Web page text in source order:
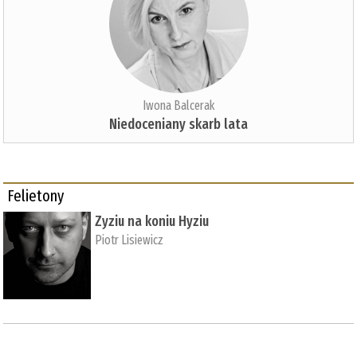
Iwona Balcerak
Niedoceniany skarb lata
Felietony
Zyziu na koniu Hyziu
Piotr Lisiewicz